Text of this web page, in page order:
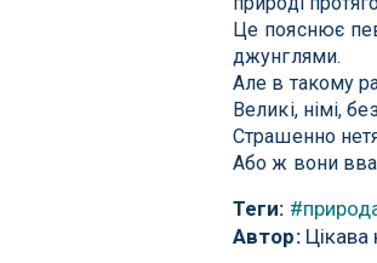
Це пояснює
джунглями.
Але в такому
Великі, німі,
Страшенно
Або ж вони
Теги:
Автор:Цікава